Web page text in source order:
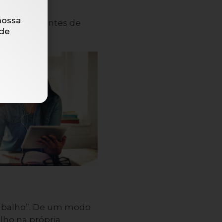
antes de
De um modo
na própria